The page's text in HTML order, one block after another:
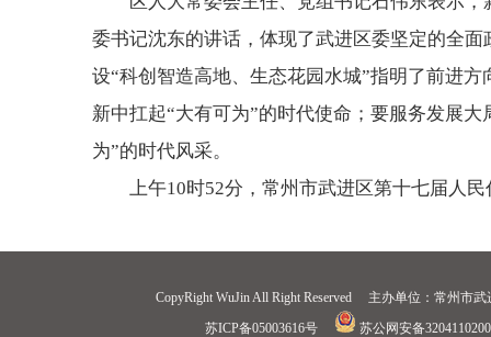
委书记沈东的讲话，体现了武进区委坚定的全
设“科创智造高地、生态花园水城”指明了前进
新中扛起“大有可为”的时代使命；要服务发展
为”的时代风采。
上午10时52分，常州市武进区第十七届人
CopyRight WuJin All Right Reserved 主办单位：常州
苏ICP备05003616号
苏公网安备